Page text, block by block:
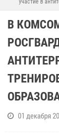
участие в
В
01 декабря